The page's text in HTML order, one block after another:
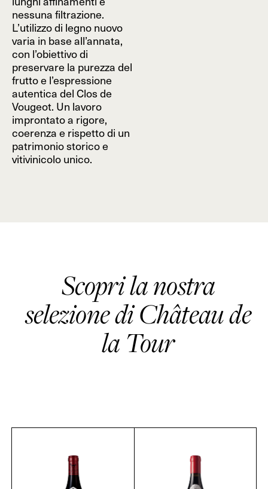
nessuna filtrazione.
L’utilizzo di legno nuovo
varia in base all’annata,
con l’obiettivo di
preservare la purezza del
frutto e l’espressione
autentica del Clos de
Vougeot. Un lavoro
improntato a rigore,
coerenza e rispetto di un
patrimonio storico e
vitivinicolo unico.
Scopri la nostra
selezione di Château de
la Tour